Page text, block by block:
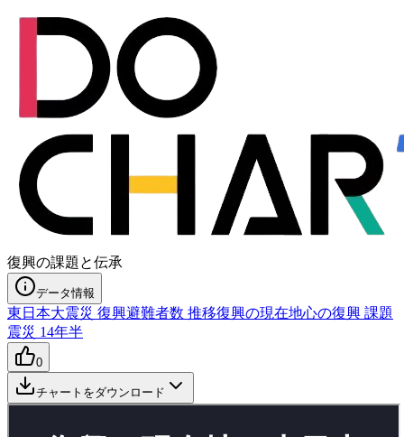
復興の課題と伝承
データ情報
東日本大震災 復興避難者数 推移復興の現在地心の復興 課題
震災 14年半
0
チャートをダウンロード